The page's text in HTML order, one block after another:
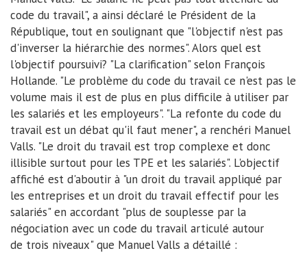
code du travail", a ainsi déclaré le Président de la
République, tout en soulignant que "l'objectif n'est pas
d'inverser la hiérarchie des normes". Alors quel est
l'objectif poursuivi? "La clarification" selon François
Hollande. "Le problème du code du travail ce n'est pas le
volume mais il est de plus en plus difficile à utiliser par
les salariés et les employeurs". "La refonte du code du
travail est un débat qu'il faut mener", a renchéri Manuel
Valls. "Le droit du travail est trop complexe et donc
illisible surtout pour les TPE et les salariés". L'objectif
affiché est d'aboutir à "un droit du travail appliqué par
les entreprises et un droit du travail effectif pour les
salariés" en accordant "plus de souplesse par la
négociation avec un code du travail articulé autour
de trois niveaux" que Manuel Valls a détaillé :